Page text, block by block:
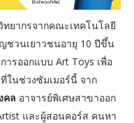
ทยากรจากคณะเทคโนโลยี
ชวนเยาวชนอายุ 10 ปีขึ้น
รออกแบบ Art Toys เพื่อ
ในช่วงซัมเมอร์นี้ จาก
คล อาจารย์พิเศษสาขาออก
และผู้สอนคอร์ส คนหา